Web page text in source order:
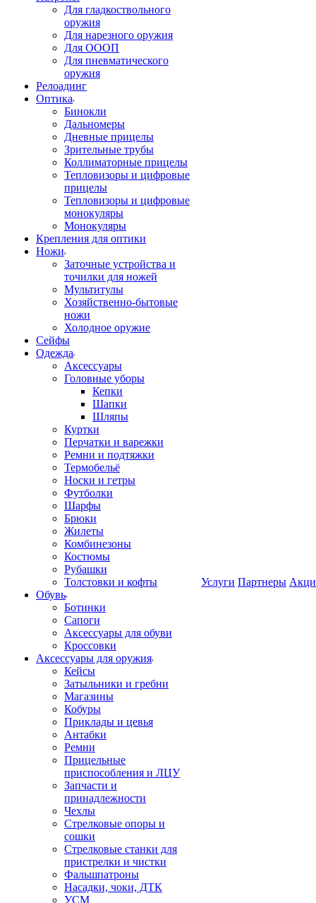
Для гладкоствольного
оружия
Для нарезного оружия
Для ОООП
Для пневматического
оружия
Релоадинг
Оптика
Бинокли
Дальномеры
Дневные прицелы
Зрительные трубы
Коллиматорные прицелы
Тепловизоры и цифровые
прицелы
Тепловизоры и цифровые
монокуляры
Монокуляры
Крепления для оптики
Ножи
Заточные устройства и
точилки для ножей
Мультитулы
Хозяйственно-бытовые
ножи
Холодное оружие
Сейфы
Одежда
Аксессуары
Головные уборы
Кепки
Шапки
Шляпы
Куртки
Перчатки и варежки
Ремни и подтяжки
Термобельё
Носки и гетры
Футболки
Шарфы
Брюки
Жилеты
Комбинезоны
Костюмы
Рубашки
Толстовки и кофты
Обувь
Ботинки
Сапоги
Аксессуары для обуви
Кроссовки
Аксессуары для оружия
Кейсы
Затыльники и гребни
Магазины
Кобуры
Приклады и цевья
Антабки
Ремни
Прицельные
приспособления и ЛЦУ
Запчасти и
принадлежности
Чехлы
Стрелковые опоры и
сошки
Стрелковые станки для
пристрелки и чистки
Фальшпатроны
Насадки, чоки, ДТК
УСМ
Услуги Партнеры